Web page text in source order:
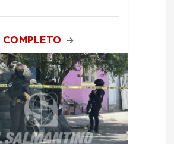
COMPLETO